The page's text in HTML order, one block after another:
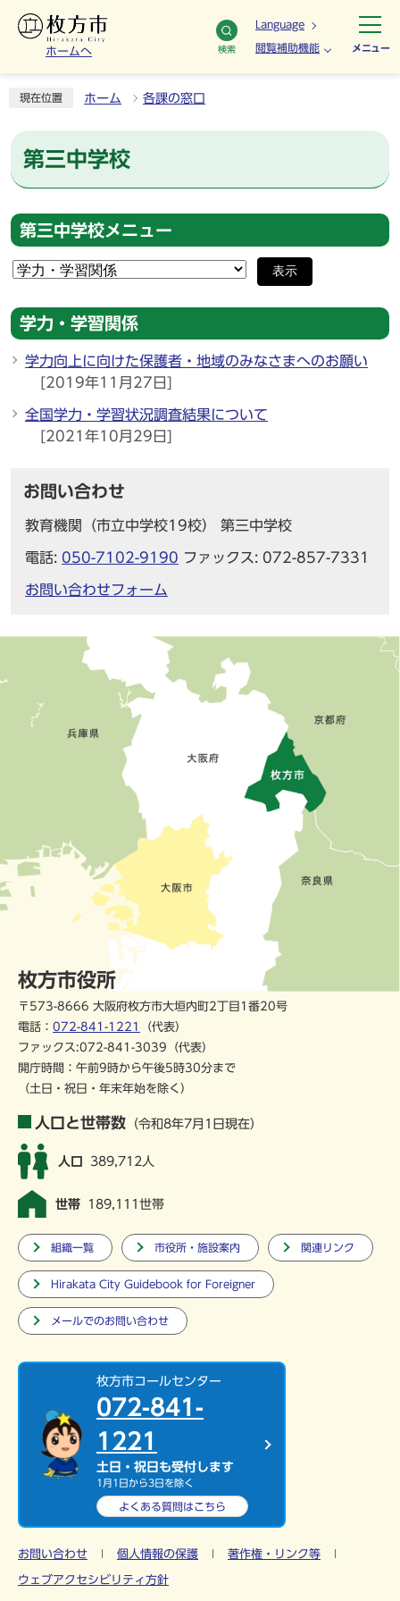
ホームへ 検索
Language
閲覧補助機能 メニュー
現在位置 ホーム 各課の窓口
第三中学校
第三中学校メニュー
表示
学力・学習関係
学力向上に向けた保護者・地域のみなさまへのお願い
[2019年11月27日]
全国学力・学習状況調査結果について
[2021年10月29日]
お問い合わせ
教育機関（市立中学校19校） 第三中学校
電話: 050-7102-9190 ファックス: 072-857-7331
お問い合わせフォーム
枚方市役所
〒573-8666 大阪府枚方市大垣内町2丁目1番20号
電話： 072-841-1221
（代表）
ファックス:072-841-3039（代表）
開庁時間：午前9時から午後5時30分まで
（土日・祝日・年末年始を除く）
人口と世帯数 （令和8年7月1日現在）
人口 389,712人
世帯 189,111世帯
組織一覧 市役所・施設案内 関連リンク
Hirakata City Guidebook for Foreigner
メールでのお問い合わせ
枚方市コールセンター
072-841-
1221
土日・祝日も受付します
1月1日から3日を除く
よくある質問はこちら
お問い合わせ 個人情報の保護 著作権・リンク等
ウェブアクセシビリティ方針